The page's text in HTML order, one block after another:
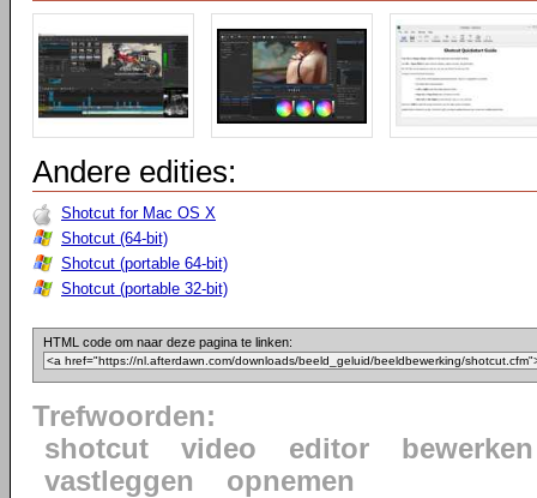
Andere edities:
Shotcut for Mac OS X
Shotcut (64-bit)
Shotcut (portable 64-bit)
Shotcut (portable 32-bit)
HTML code om naar deze pagina te linken:
Trefwoorden:
shotcut
video editor
bewerken
vastleggen
opnemen